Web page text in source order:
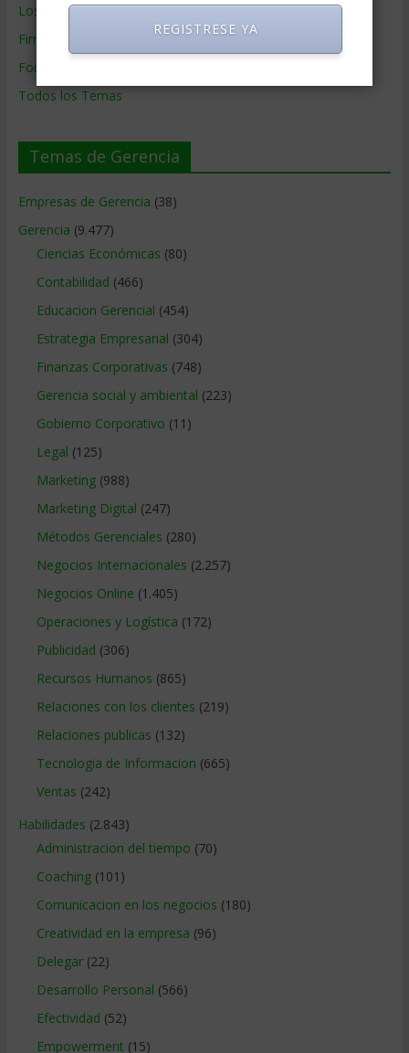
Los mejores MBA
Firmas de Gerencia
Formación de Gerencia
Todos los Temas
Temas de Gerencia
Empresas de Gerencia (38)
Gerencia (9.477)
Ciencias Económicas (80)
Contabilidad (466)
Educacion Gerencial (454)
Estrategia Empresarial (304)
Finanzas Corporativas (748)
Gerencia social y ambiental (223)
Gobierno Corporativo (11)
Legal (125)
Marketing(988)
Marketing Digital (247)
Métodos Gerenciales (280)
Negocios Internacionales (2.257)
Negocios Online (1.405)
Operaciones y Logística (172)
Publicidad (306)
Recursos Humanos (865)
Relaciones con los clientes (219)
Relaciones publicas (132)
Tecnologia de Informacion (665)
Ventas (242)
Habilidades (2.843)
Administracion del tiempo (70)
Coaching(101)
Comunicacion en los negocios (180)
Creatividad en la empresa (96)
Delegar(22)
Desarrollo Personal (566)
Efectividad (52)
Empowerment (15)
REGISTRESE YA